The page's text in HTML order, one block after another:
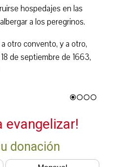
hospedajes en las
a los peregrinos.
otro convento, y a otro,
de septiembre de 1663,